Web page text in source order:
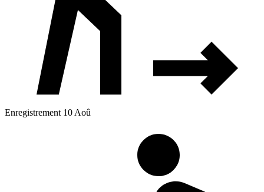
Enregistrement 10 Aoû